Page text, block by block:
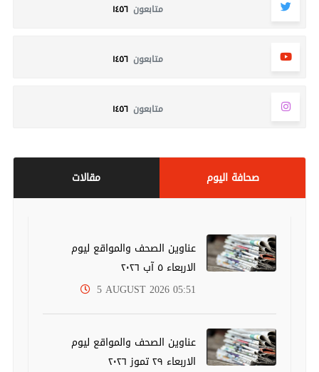
متابعون ١٤٥٦
متابعون ١٤٥٦
متابعون ١٤٥٦
مقالات صحافة اليوم
عناوين الصحف والمواقع ليوم
الاربعاء ٥ آب ٢٠٢٦
5 AUGUST 2026 05:51
عناوين الصحف والمواقع ليوم
الاربعاء ٢٩ تموز ٢٠٢٦